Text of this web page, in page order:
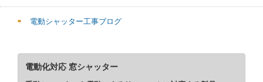
電動シャッター工事ブログ
電動化対応 窓シャッター